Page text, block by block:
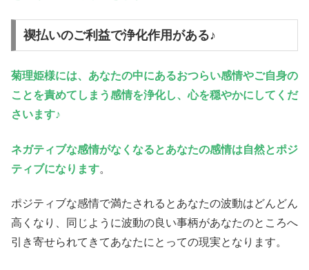
禊払いのご利益で浄化作用がある♪
菊理姫様には、あなたの中にあるおつらい感情やご自身の
ことを責めてしまう感情を浄化し、心を穏やかにしてくだ
さいます♪
ネガティブな感情がなくなるとあなたの感情は自然とポジ
ティブになります。
ポジティブな感情で満たされるとあなたの波動はどんどん
高くなり、同じように波動の良い事柄があなたのところへ
引き寄せられてきてあなたにとっての現実となります。